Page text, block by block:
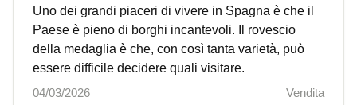
Uno dei grandi piaceri di vivere in Spagna è che il
Paese è pieno di borghi incantevoli. Il rovescio
della medaglia è che, con così tanta varietà, può
essere difficile decidere quali visitare.
04/03/2026
Vendita